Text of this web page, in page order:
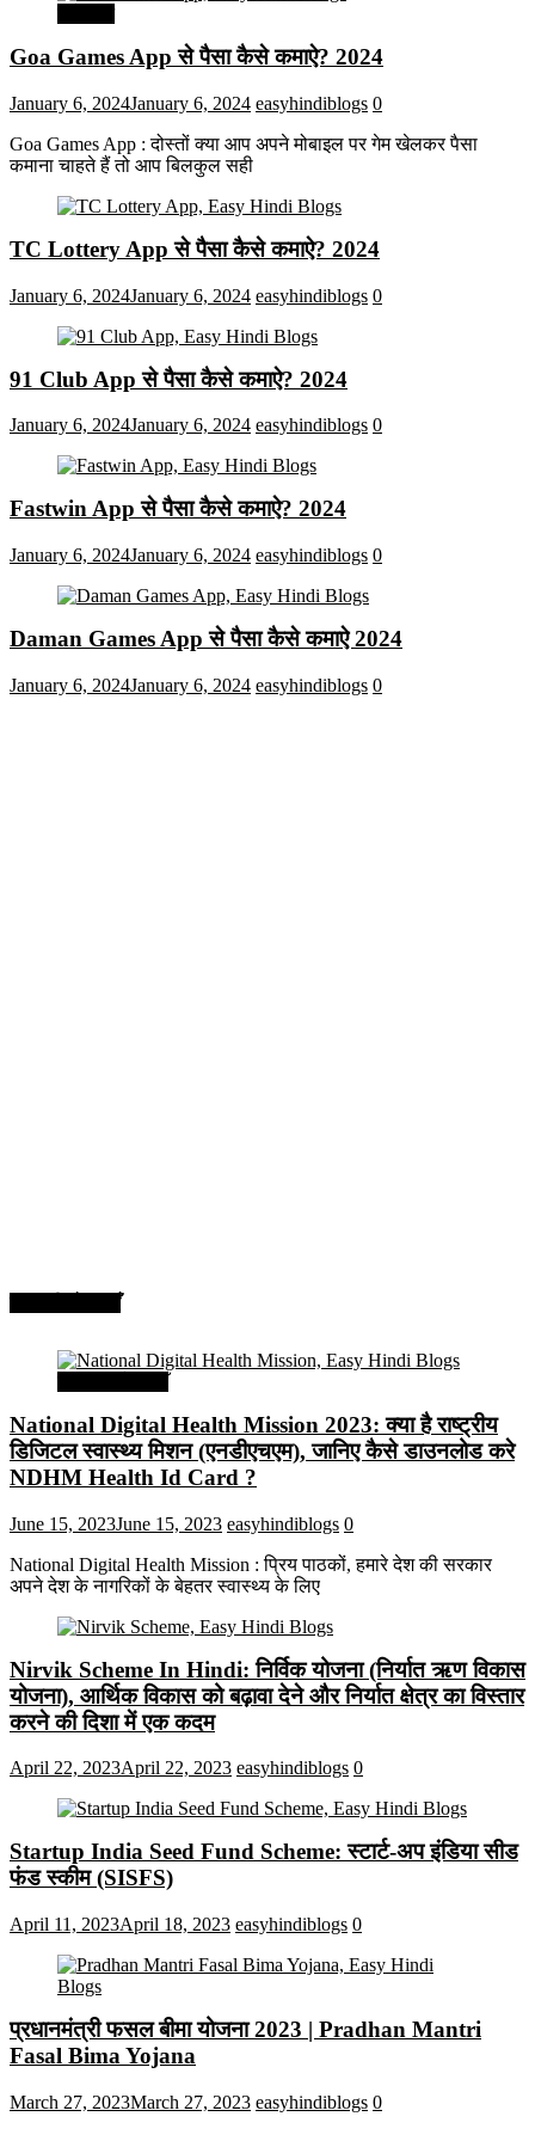
Goa Games App से पैसा कैसे कमाऐ? 2024
January 6, 2024January 6, 2024 easyhindiblogs 0
Goa Games App : दोस्तों क्या आप अपने मोबाइल पर गेम खेलकर पैसा
कमाना चाहते हैं तो आप बिलकुल सही
TC Lottery App से पैसा कैसे कमाऐ? 2024
January 6, 2024January 6, 2024 easyhindiblogs 0
91 Club App से पैसा कैसे कमाऐ? 2024
January 6, 2024January 6, 2024 easyhindiblogs 0
Fastwin App से पैसा कैसे कमाऐ? 2024
January 6, 2024January 6, 2024 easyhindiblogs 0
Daman Games App से पैसा कैसे कमाऐ 2024
January 6, 2024January 6, 2024 easyhindiblogs 0
National Digital Health Mission 2023: क्या है राष्ट्रीय
डिजिटल स्वास्थ्य मिशन (एनडीएचएम), जानिए कैसे डाउनलोड करे
NDHM Health Id Card ?
June 15, 2023June 15, 2023 easyhindiblogs 0
National Digital Health Mission : प्रिय पाठकों, हमारे देश की सरकार
अपने देश के नागरिकों के बेहतर स्वास्थ्य के लिए
Nirvik Scheme In Hindi: निर्विक योजना (निर्यात ऋण विकास
योजना), आर्थिक विकास को बढ़ावा देने और निर्यात क्षेत्र का विस्तार
करने की दिशा में एक कदम
April 22, 2023April 22, 2023 easyhindiblogs 0
Startup India Seed Fund Scheme: स्टार्ट-अप इंडिया सीड
फंड स्कीम (SISFS)
April 11, 2023April 18, 2023 easyhindiblogs 0
प्रधानमंत्री फसल बीमा योजना 2023 | Pradhan Mantri
Fasal Bima Yojana
March 27, 2023March 27, 2023 easyhindiblogs 0